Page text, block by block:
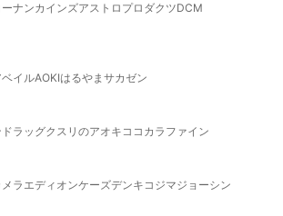
ーナンカインズアストロプロダクツDCM
ベイルAOKIはるやま サカゼン
ラッグクスリのアオキ ココカラファイン
ラエディオンケーズデンキ コジマジョーシン